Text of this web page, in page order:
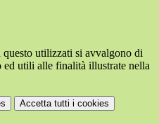
utilizzati si avvalgono di
ed utili alle finalità illustrate nella
Accetta tutti i cookies